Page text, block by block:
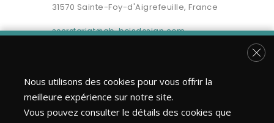
31570 Sainte-Foy-d'Aigrefeuille, France
secretariat@gb-boisdesign.com
Nous utilisons des cookies pour vous offrir la
meilleure expérience sur notre site.
Vous pouvez consulter le détails des cookies que